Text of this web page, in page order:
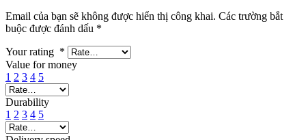
Email của bạn sẽ không được hiển thị công khai. Các trường bắt
buộc được đánh dấu *
Your rating *
Value for money
1 2 3 4 5
Durability
1 2 3 4 5